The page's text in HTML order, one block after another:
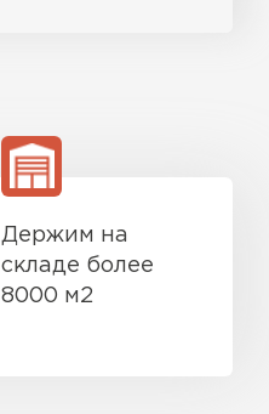
Держим на
складе более
8000 м2